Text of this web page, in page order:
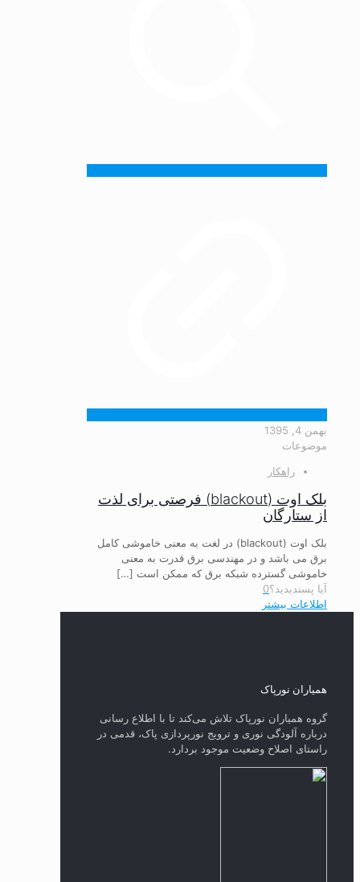
بهمن 4, 1395
موضوعات
راهکار
بلک اوت (blackout) فرصتی برای لذت
از ستارگان
بلک اوت (blackout) در لغت به معنی خاموشی کامل
برق می باشد و در مهندسی برق قدرت به معنی
خاموشی گسترده شبکه برق که ممکن است […]
آیا پسندیدید؟0
اطلاعات بیشتر
همیاران نورپاک
گروه همیاران نورپاک تلاش می‌کند تا با اطلاع رسانی
درباره آلودگی نوری و ترویج نورپردازی پاک، قدمی در
راستای‌ اصلاح وضعیت موجود بردارد.